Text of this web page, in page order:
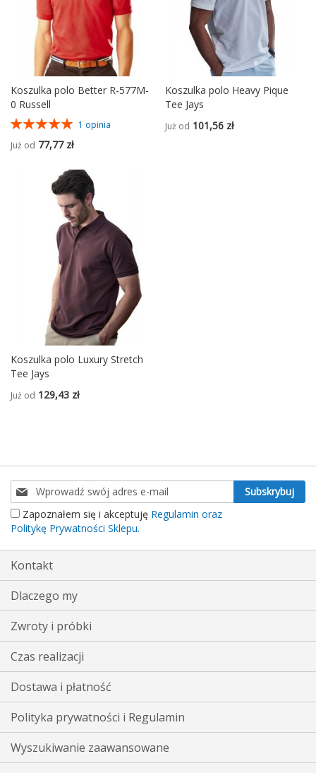
Koszulka polo Better R-577M-
0 Russell
Ocena:
1 opinia
Już od 77,77 zł
Koszulka polo Heavy Pique
Tee Jays
Już od 101,56 zł
Koszulka polo Luxury Stretch
Tee Jays
Już od 129,43 zł
Subskrybuj
nasz
newsletter:
Subskrybuj
Zapoznałem się i akceptuję Regulamin oraz
Politykę Prywatności Sklepu.
Kontakt
Dlaczego my
Zwroty i próbki
Czas realizacji
Dostawa i płatność
Polityka prywatności i Regulamin
Wyszukiwanie zaawansowane